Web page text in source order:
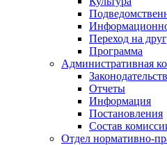
Переход на
Программа
Административная
Отчеты
Информация
Постановления
Состав
Отдел нормативно-